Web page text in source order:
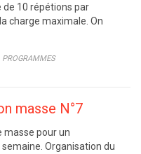
10 répétions par
charge maximale. On
PROGRAMMES
masse N°7
masse pour un
Organisation du